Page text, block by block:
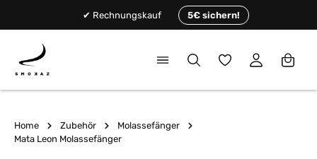
✔ Rechnungskauf 5€ sichern!
Du hast 0
Home Zubehör
Molassefänger
Mata Leon Molassefänger